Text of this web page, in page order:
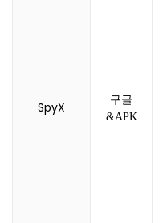
SpyX
구글
&APK